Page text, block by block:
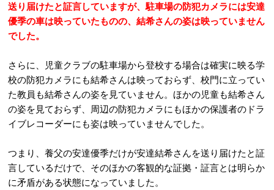
送り届けたと証言していますが、駐車場の防犯カメラには安達
優季の車は映っていたものの、結希さんの姿は映っていません
でした。
さらに、児童クラブの駐車場から登校する場合は確実に映る学
校の防犯カメラにも結希さんは映っておらず、校門に立ってい
た教員も結希さんの姿を見ていません。ほかの児童も結希さん
の姿を見ておらず、周辺の防犯カメラにもほかの保護者のドラ
イブレコーダーにも姿は映っていませんでした。
つまり、養父の安達優季だけが安達結希さんを送り届けたと証
言しているだけで、そのほかの客観的な証拠・証言とは明らか
に矛盾がある状態になっていました。